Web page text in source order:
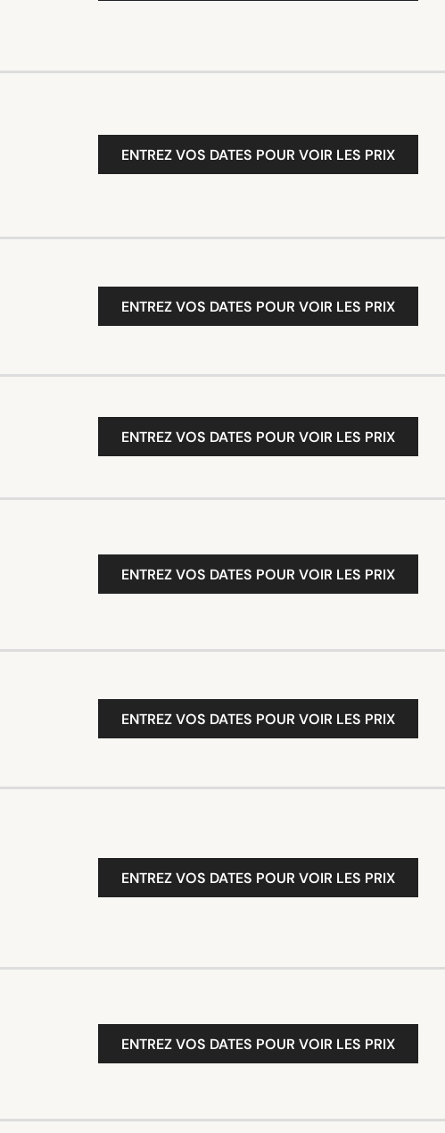
ENTREZ VOS DATES POUR VOIR LES PRIX
ENTREZ VOS DATES POUR VOIR LES PRIX
ENTREZ VOS DATES POUR VOIR LES PRIX
ENTREZ VOS DATES POUR VOIR LES PRIX
ENTREZ VOS DATES POUR VOIR LES PRIX
ENTREZ VOS DATES POUR VOIR LES PRIX
ENTREZ VOS DATES POUR VOIR LES PRIX